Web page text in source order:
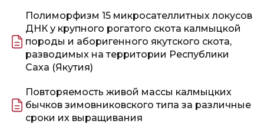
Полиморфизм 15 микросателлитных локусов
ДНК у крупного рогатого скота калмыцкой
породы и аборигенного якутского скота,
разводимых на территории Республики
Саха (Якутия)
Повторяемость живой массы калмыцких
бычков зимовниковского типа за различные
сроки их выращивания